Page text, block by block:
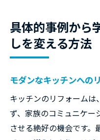
具体的事例から
しを変える方法
モダンなキッチンへの
キッチンのリフォームは
ず、家族のコミュニケー
させる絶好の機会です。